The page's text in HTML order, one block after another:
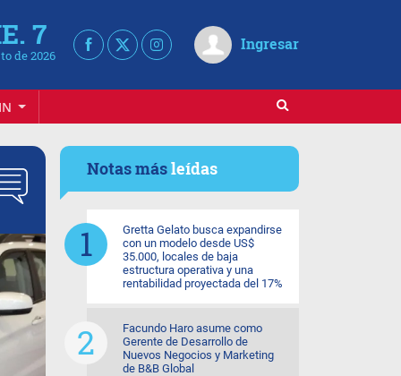
7
de 2026
Ingresar
Notas másleídas
Gretta Gelato busca expandirse
con un modelo desde US$
35.000, locales de baja
estructura operativa y una
rentabilidad proyectada del 17%
Facundo Haro asume como
Gerente de Desarrollo de
Nuevos Negocios y Marketing
de B&B Global